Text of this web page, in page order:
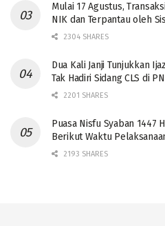
Mulai 17 Agustus,
NIK dan Terpantau oleh
2304 SHARES
Dua Kali Janji Tunjukkan
Tak Hadiri Sidang CLS di
2201 SHARES
Puasa Nisfu Syaban 1447
Berikut Waktu
2193 SHARES